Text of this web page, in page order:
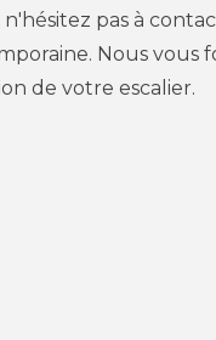
n'hésitez pas à
Nous vous
de votre escalier.